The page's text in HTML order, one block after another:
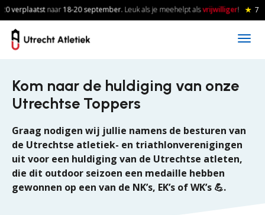
Skip to main content
verplaatstnaar18-20september. Leuk als je meehelpt alsvrijwilliger! ★ 7
Kom naar de huldiging van onze
Utrechtse Toppers
Graag nodigen wij jullie namens de besturen van
de Utrechtse atletiek- en triathlonverenigingen
uit voor een huldiging van de Utrechtse atleten,
die dit outdoor seizoen een medaille hebben
gewonnen op een van de NK’s, EK’s of WK’s 💪.